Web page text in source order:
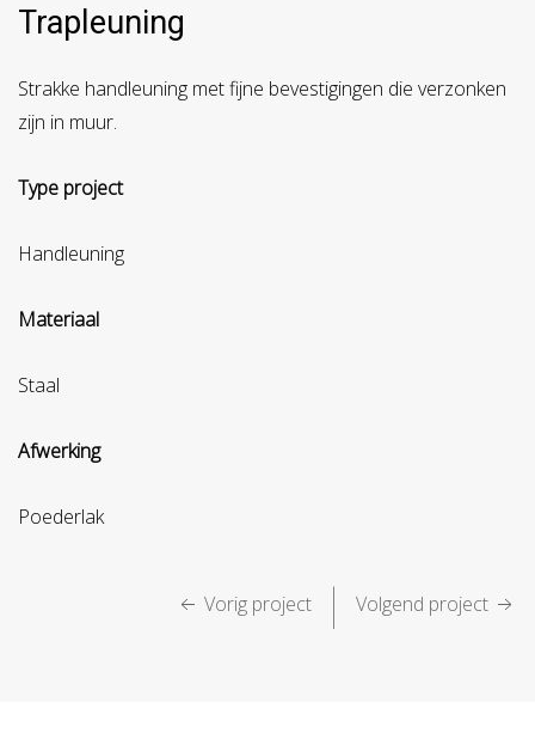
Trapleuning
Strakke handleuning met fijne bevestigingen die verzonken
zijn in muur.
Type project
Handleuning
Materiaal
Staal
Afwerking
Poederlak
Vorig project | Volgend project